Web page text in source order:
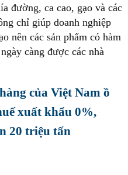
đường, ca cao, gạo và các
chỉ giúp doanh nghiệp
nên các sản phẩm có hàm
càng được các nhà
của Việt Nam ồ
xuất khẩu 0%,
20 triệu tấn